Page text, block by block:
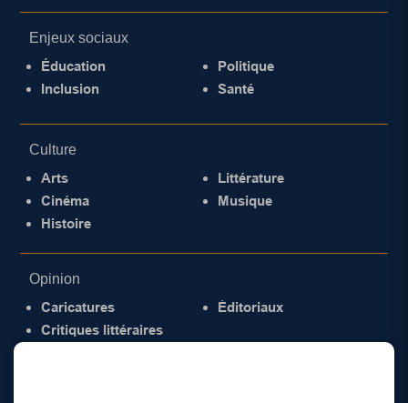
Enjeux sociaux
Éducation
Inclusion
Politique
Santé
Culture
Arts
Cinéma
Histoire
Littérature
Musique
Opinion
Caricatures
Critiques littéraires
Éditoriaux